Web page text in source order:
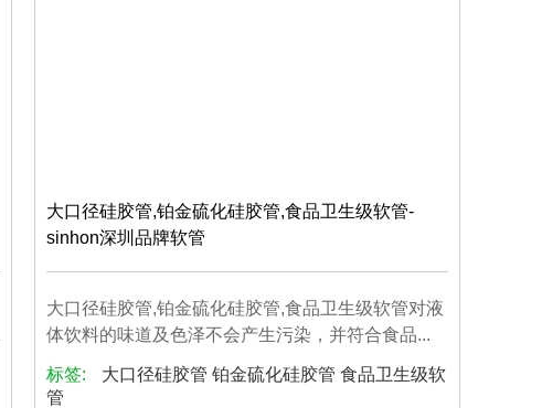
大口径硅胶管,铂金硫化硅胶管,食品卫生级软管-
sinhon深圳品牌软管
大口径硅胶管,铂金硫化硅胶管,食品卫生级软管对液
体饮料的味道及色泽不会产生污染，并符合食品...
标签:
大口径硅胶管 铂金硫化硅胶管 食品卫生级软
管